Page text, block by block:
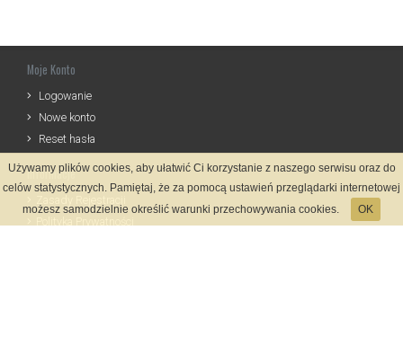
Moje Konto
Logowanie
Nowe konto
Reset hasła
Informacje
Używamy plików cookies, aby ułatwić Ci korzystanie z naszego serwisu oraz do
celów statystycznych. Pamiętaj, że za pomocą ustawień przeglądarki internetowej
możesz samodzielnie określić warunki przechowywania cookies.
OK